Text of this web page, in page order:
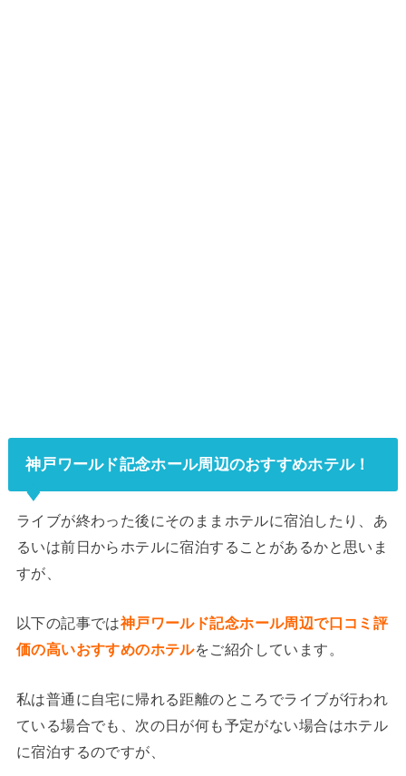
神戸ワールド記念ホール周辺のおすすめホテル！
ライブが終わった後にそのままホテルに宿泊したり、あ
るいは前日からホテルに宿泊することがあるかと思いま
すが、
以下の記事では神戸ワールド記念ホール周辺で口コミ評
価の高いおすすめのホテルをご紹介しています。
私は普通に自宅に帰れる距離のところでライブが行われ
ている場合でも、次の日が何も予定がない場合はホテル
に宿泊するのですが、